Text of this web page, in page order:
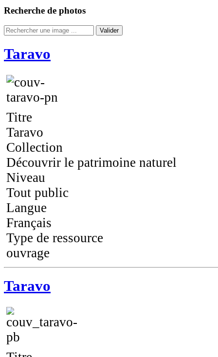
Recherche de photos
Valider
Taravo
Titre
Taravo
Collection
Découvrir le patrimoine naturel
Niveau
Tout public
Langue
Français
Type de ressource
ouvrage
Taravo